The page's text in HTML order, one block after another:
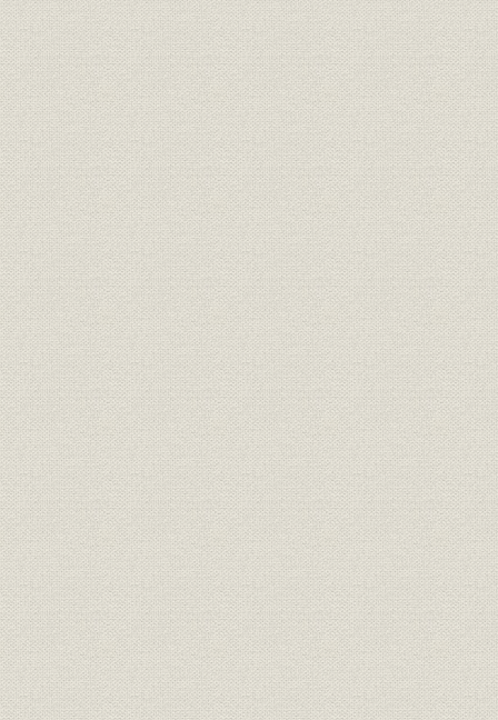
1 中山道幹線建設計画との関連
2 高崎・横河間の建設
3 直江津・軽井沢間の建設
4 横川・軽井沢間の建設
5 直江津・軽井沢間開通後の改良工事
第8 横浜・熱田間の建設
1 中山道幹線建設計画の東海道幹線への変更
2 測量および線路の選定
3 工事の経過
4 開通後の改良工事
第9 大船・横須賀間の建設
1 軍事路線としての経緯
2 工事の経過
第3節 車両および工場
第1 蒸気機関車
1 鉄道建設の進展に伴う蒸気機関車の増備状況